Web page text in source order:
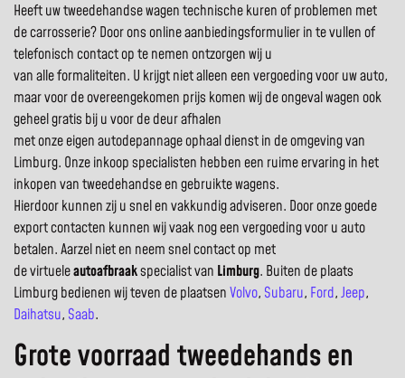
Heeft uw tweedehandse wagen technische kuren of problemen met
de carrosserie? Door ons online aanbiedingsformulier in te vullen of
telefonisch contact op te nemen ontzorgen wij u
van alle formaliteiten. U krijgt niet alleen een vergoeding voor uw auto,
maar voor de overeengekomen prijs komen wij de ongeval wagen ook
geheel gratis bij u voor de deur afhalen
met onze eigen autodepannage ophaal dienst in de omgeving van
Limburg. Onze inkoop specialisten hebben een ruime ervaring in het
inkopen van tweedehandse en gebruikte wagens.
Hierdoor kunnen zij u snel en vakkundig adviseren. Door onze goede
export contacten kunnen wij vaak nog een vergoeding voor u auto
betalen. Aarzel niet en neem snel contact op met
de virtueleautoafbraakspecialist van Limburg. Buiten de plaats
Limburg bedienen wij teven de plaatsenVolvo, Subaru, Ford,Jeep,
Daihatsu, Saab.
Grote voorraad tweedehands en